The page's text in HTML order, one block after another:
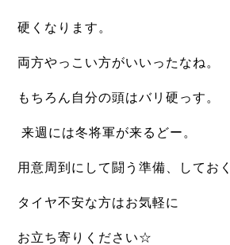
硬くなります。
両方やっこい方がいいったなね。
もちろん自分の頭はバリ硬っす。
来週には冬将軍が来るどー。
用意周到にして闘う準備、しておく
タイヤ不安な方はお気軽に
お立ち寄りください☆